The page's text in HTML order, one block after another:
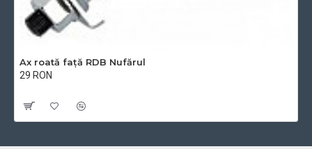
Ax roată față RDB Nufărul
29 RON